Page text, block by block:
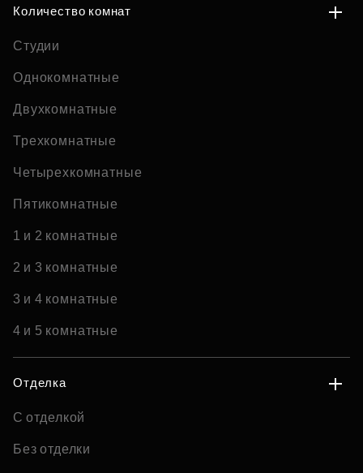
Количество комнат
Студии
Однокомнатные
Двухкомнатные
Трехкомнатные
Четырехкомнатные
Пятикомнатные
1 и 2 комнатные
2 и 3 комнатные
3 и 4 комнатные
4 и 5 комнатные
Отделка
С отделкой
Без отделки